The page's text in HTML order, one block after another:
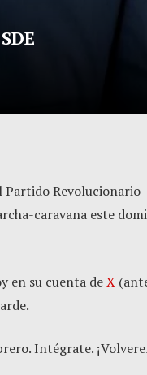
Partido Revolucionario
caravana este
en su cuenta deX
Intégrate.